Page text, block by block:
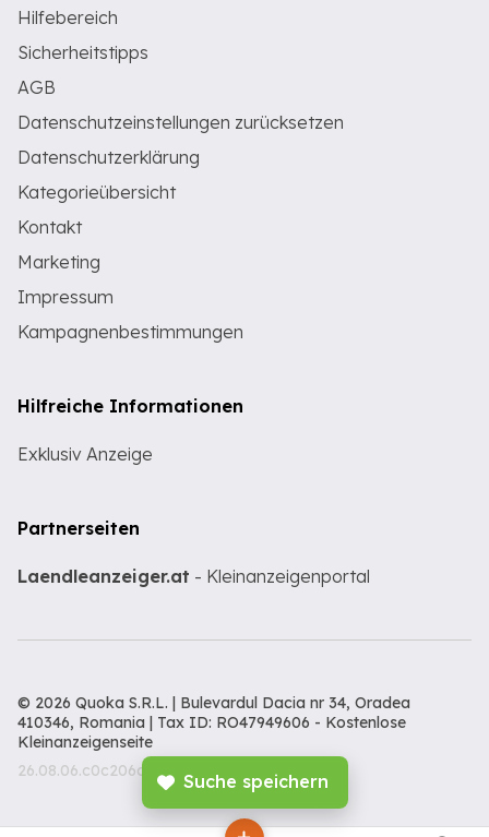
Suche speichern
Hilfebereich
Sicherheitstipps
AGB
Datenschutzeinstellungen zurücksetzen
Datenschutzerklärung
Kategorieübersicht
Kontakt
Marketing
Impressum
Kampagnenbestimmungen
Hilfreiche Informationen
Exklusiv Anzeige
Partnerseiten
Laendleanzeiger.at - Kleinanzeigenportal
© 2026 Quoka S.R.L. | Bulevardul Dacia nr 34, Oradea
410346, Romania | Tax ID: RO47949606 - Kostenlose
Kleinanzeigenseite
26.08.06.c0c206c